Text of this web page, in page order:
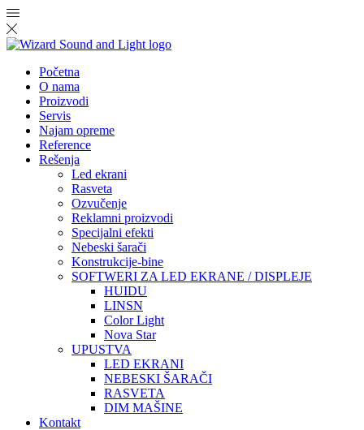
Početna
O nama
Proizvodi
Servis
Najam opreme
Reference
Rešenja
Led ekrani
Rasveta
Ozvučenje
Reklamni proizvodi
Specijalni efekti
Nebeski šarači
Konstrukcije-bine
SOFTWERI ZA LED EKRANE / DISPLEJE
HUIDU
LINSN
Color Light
Nova Star
UPUSTVA
LED EKRANI
NEBESKI ŠARAČI
RASVETA
DIM MAŠINE
Kontakt